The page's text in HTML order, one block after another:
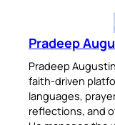
Pradeep
Pradeep
faith-driven
languages,
reflections, and